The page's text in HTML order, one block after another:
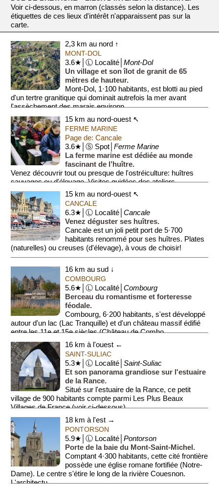
Voir ci-dessous, en marron (classés selon la distance). Les
étiquettes de ces lieux d'intérêt n'apparaissent pas sur la
carte.
2,3 km au nord ↑
MONT-DOL
3.6★│Ⓛ Localité│Mont-Dol
Un village et son îlot de granit de 65
mètres de hauteur.
Mont-Dol, 1·100 habitants, est blotti au pied
d'un tertre granitique qui dominait autrefois la mer avant
l'assèchement des marais environn...
15 km au nord-ouest ↖
FERME MARINE
Page de: Cancale
3.6★│Ⓢ Spot│Ferme Marine
La ferme marine est dédiée au monde
fascinant de l’huître.
Venez découvrir tout ou presque de l'ostréiculture: huîtres
sauvages ou d'élevage. Visites guidées des ateliers,
dégustation et boutiq...15 km au nord-ouest ↖
CANCALE
6.3★│Ⓛ Localité│Cancale
Venez déguster ses huîtres.
Cancale est un joli petit port de 5·700
habitants renommé pour ses huîtres. Plates
(naturelles) ou creuses (d'élevage), à vous de choisir!
L'histoire de Cancale ...16 km au sud ↓
COMBOURG
5.6★│Ⓛ Localité│Combourg
Berceau du romantisme et forteresse
féodale.
Combourg, 6·200 habitants, s'est développé
autour d'un lac (Lac Tranquille) et d'un château massif édifié
entre les 11e et 15e siècles (Château de Combo...
16 km à l'ouest ←
SAINT-SULIAC
5.3★│Ⓛ Localité│Saint-Suliac
Et son panorama grandiose sur l'estuaire
de la Rance.
Situé sur l'estuaire de la Rance, ce petit
village de 900 habitants compte parmi Les Plus Beaux
Villages de France (voir ci-dessous).
Dep...
18 km à l'est →
PONTORSON
5.9★│Ⓛ Localité│Pontorson
Porte de la baie du Mont-Saint-Michel.
Comptant 4·300 habitants, cette cité frontière
possède une église romane fortifiée (Notre-
Dame). Le centre s'étire le long de la rivière Couesnon.
L'architectu...